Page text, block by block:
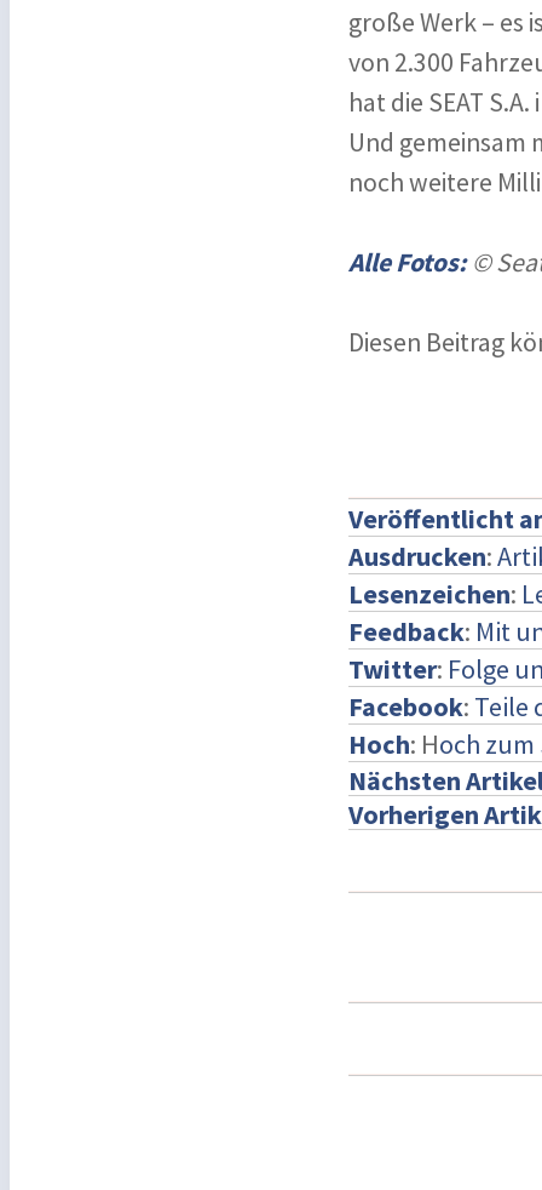
große Werk – es
von 2.300
hat die SEAT
Und gemeinsam
noch weitere
Alle Fotos:©
Diesen Beitrag
Veröffentlicht
Ausdrucken:
Lesenzeichen:
Feedback: Mit
Twitter: Folge
Facebook: Teile
Hoch: Hoch
Nächsten
Vorherigen